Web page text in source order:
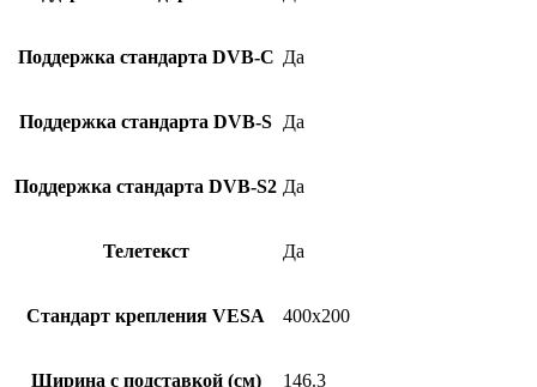
Поддержка стандарта DVB-C Да
Поддержка стандарта DVB-S Да
Поддержка стандарта DVB-S2 Да
Телетекст Да
Стандарт крепления VESA 400х200
Ширина с подставкой (см) 146.3